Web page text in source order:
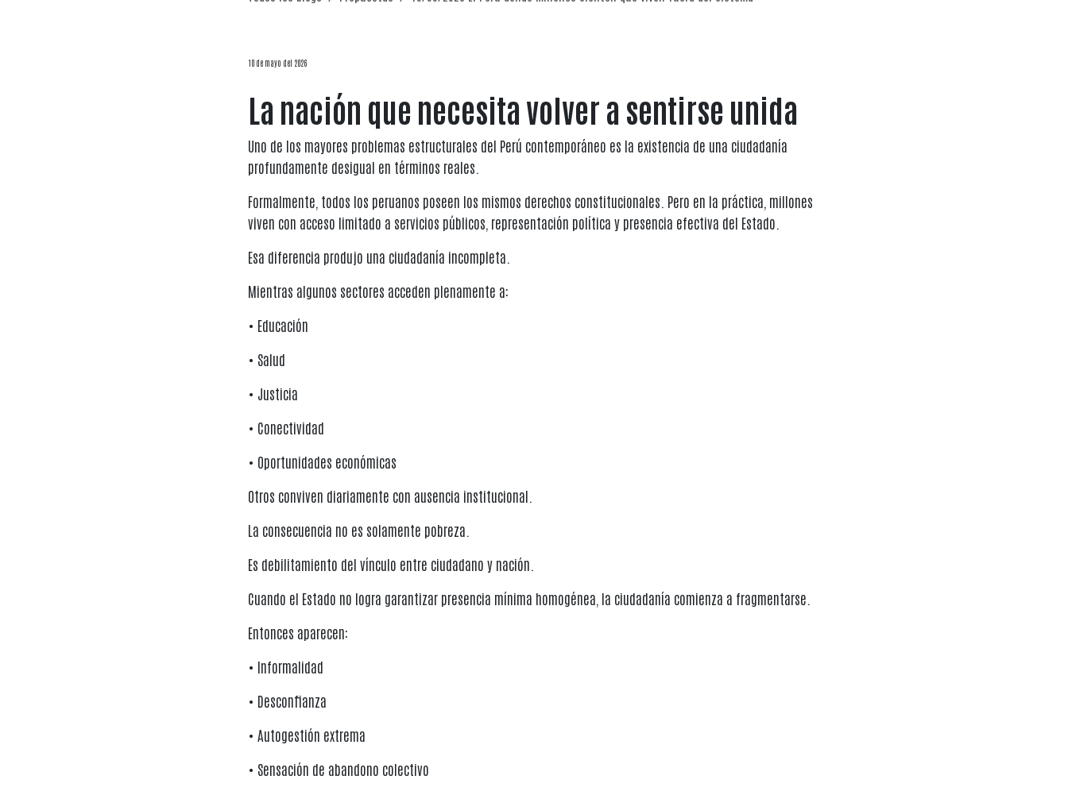
10 de mayo del 2026
La nación que necesita volver a sentirse unida
Uno de los mayores problemas estructurales del Perú contemporáneo es la existencia de una ciudadanía
profundamente desigual en términos reales.
Formalmente, todos los peruanos poseen los mismos derechos constitucionales. Pero en la práctica, millones
viven con acceso limitado a servicios públicos, representación política y presencia efectiva del Estado.
Esa diferencia produjo una ciudadanía incompleta.
Mientras algunos sectores acceden plenamente a:
• Educación
• Salud
• Justicia
• Conectividad
• Oportunidades económicas
Otros conviven diariamente con ausencia institucional.
La consecuencia no es solamente pobreza.
Es debilitamiento del vínculo entre ciudadano y nación.
Cuando el Estado no logra garantizar presencia mínima homogénea, la ciudadanía comienza a fragmentarse.
Entonces aparecen:
• Informalidad
• Desconfianza
• Autogestión extrema
• Sensación de abandono colectivo